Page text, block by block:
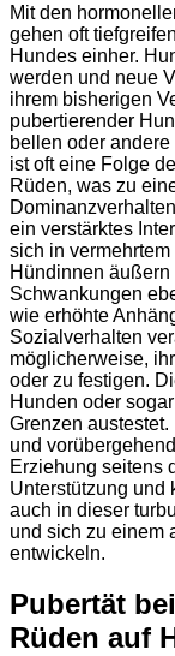
Mit den
gehen oft
Hundes einher.
werden und neue
ihrem bisherigen
pubertierender
bellen oder
ist oft eine Folge
Rüden, was zu
ein verstärktes
sich in
Hündinnen
Schwankungen
wie erhöhte
Sozialverhalten
möglicherweise,
oder zu festigen.
Hunden oder
Grenzen
und
Erziehung seitens
Unterstützung und
auch in dieser
und sich zu einem
entwickeln.
Pubertät
Rüden auf